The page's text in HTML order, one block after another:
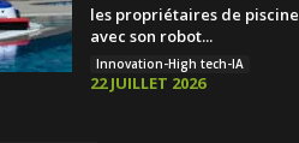
les propriétaires de piscine
avec son robot...
Innovation-High tech-IA
22 JUILLET 2026